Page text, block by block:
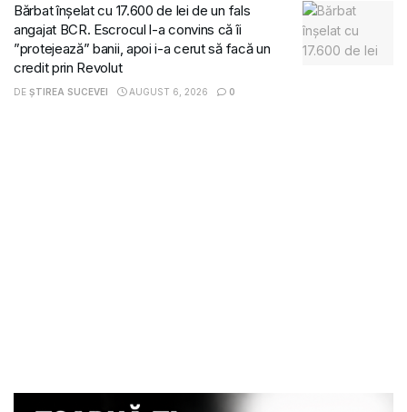
Bărbat înșelat cu 17.600 de lei de un fals
angajat BCR. Escrocul l-a convins că îi
”protejează” banii, apoi i-a cerut să facă un
credit prin Revolut
DE ȘTIREA SUCEVEI AUGUST 6, 2026 0